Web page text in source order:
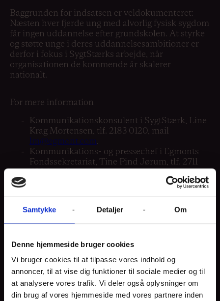
Samtykke Detaljer Om
Denne hjemmeside bruger cookies
Vi bruger cookies til at tilpasse vores indhold og
annoncer, til at vise dig funktioner til sociale medier og til
at analysere vores trafik. Vi deler også oplysninger om
din brug af vores hjemmeside med vores partnere inden
Baggrunden for indsatsen er veldokumenteret:
Næsten hver fjerde ung med alvorlig fysisk sygdom
får ingen uddannelse efter grundskolen. At styrke
og støtte unge i deres uddannelsesambitioner er
derfor i fokus i SygtStærks arbejde, når
organisationen de kommende år skalerer
nationalt.
For mere information
Kommunikationskonsulent i SygtStærk, Line
Krag Mortensen, tlf. 2183 0120, mail
lm@egmont.com.
Kommunikations- og pressechef i Egmonts
Fondssekretariat, Tine Pind Jørum, tlf. 2711
6896, mailtj@egmont.com.
FAKTA
Om SygtStærk
signaturprojekt med fokus på unge mellem 13 og
24 år, der lever med kronisk eller alvorlig fysisk
sygdom. SygtStærk er et mobiliserende og
transformativt fællesskab, der skal give de unge
mod til at turde tage nye skridt i livet, særligt i
forhold til at tage en ungdomsuddannelse.